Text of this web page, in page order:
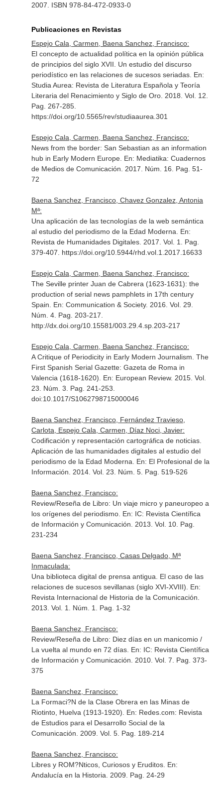
2007. ISBN 978-84-472-0933-0
Publicaciones en Revistas
Espejo Cala, Carmen, Baena Sanchez, Francisco:
El concepto de actualidad política en la opinión pública
de principios del siglo XVII. Un estudio del discurso
periodístico en las relaciones de sucesos seriadas. En:
Studia Aurea: Revista de Literatura Española y Teoría
Literaria del Renacimiento y Siglo de Oro. 2018. Vol. 12.
Pag. 267-285.
https://doi.org/10.5565/rev/studiaaurea.301
Espejo Cala, Carmen, Baena Sanchez, Francisco:
News from the border: San Sebastian as an information
hub in Early Modern Europe. En: Mediatika: Cuadernos
de Medios de Comunicación . 2017. Núm. 16. Pag. 51-
72
Baena Sanchez, Francisco, Chavez Gonzalez, Antonia
Mª:
Una aplicación de las tecnologías de la web semántica
al estudio del periodismo de la Edad Moderna. En:
Revista de Humanidades Digitales. 2017. Vol. 1. Pag.
379-407. https://doi.org/10.5944/rhd.vol.1.2017.16633
Espejo Cala, Carmen, Baena Sanchez, Francisco:
The Seville printer Juan de Cabrera (1623-1631): the
production of serial news pamphlets in 17th century
Spain. En: Communication & Society. 2016. Vol. 29.
Núm. 4. Pag. 203-217.
http://dx.doi.org/10.15581/003.29.4.sp.203-217
Espejo Cala, Carmen, Baena Sanchez, Francisco:
A Critique of Periodicity in Early Modern Journalism. The
First Spanish Serial Gazette: Gazeta de Roma in
Valencia (1618-1620). En: European Review. 2015. Vol.
23. Núm. 3. Pag. 241-253.
doi:10.1017/S1062798715000046
Baena Sanchez, Francisco, Fernández Travieso,
Carlota, Espejo Cala, Carmen, Díaz Noci, Javier:
Codificación y representación cartográfica de noticias.
Aplicación de las humanidades digitales al estudio del
periodismo de la Edad Moderna. En: El Profesional de la
Información . 2014. Vol. 23. Núm. 5. Pag. 519-526
Baena Sanchez, Francisco:
Review/Reseña de Libro: Un viaje micro y paneuropeo a
los orígenes del periodismo. En: IC: Revista Científica
de Información y Comunicación . 2013. Vol. 10. Pag.
231-234
Baena Sanchez, Francisco, Casas Delgado, Mª
Inmaculada:
Una biblioteca digital de prensa antigua. El caso de las
relaciones de sucesos sevillanas (siglo XVI-XVIII). En:
Revista Internacional de Historia de la Comunicación
2013. Vol. 1. Núm. 1. Pag. 1-32
Baena Sanchez, Francisco:
Review/Reseña de Libro: Diez días en un manicomio /
La vuelta al mundo en 72 días. En: IC: Revista Científica
de Información y Comunicación . 2010. Vol. 7. Pag. 373-
375
Baena Sanchez, Francisco:
La Formaci?N de la Clase Obrera en las Minas de
Riotinto, Huelva (1913-1920). En: Redes.com: Revista
de Estudios para el Desarrollo Social de la
Comunicación . 2009. Vol. 5. Pag. 189-214
Baena Sanchez, Francisco:
Libres y ROM?Nticos, Curiosos y Eruditos. En:
Andalucía en la Historia . 2009. Pag. 24-29